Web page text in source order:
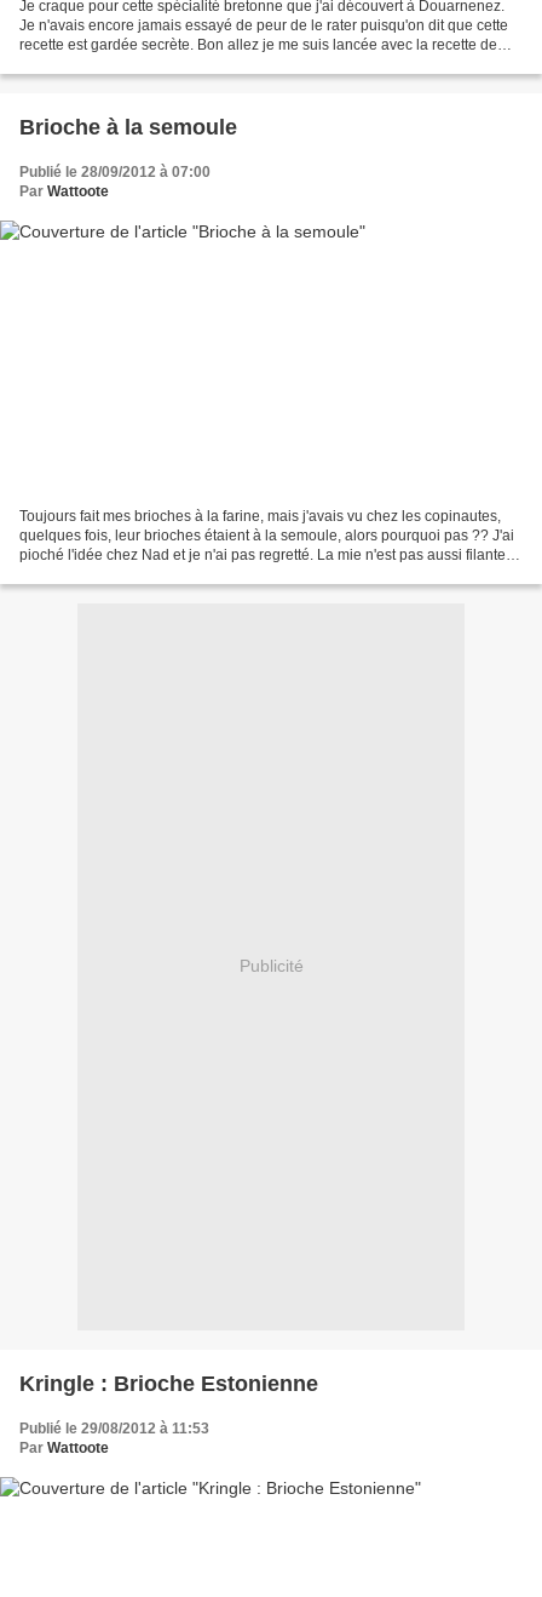
Je craque pour cette spécialité bretonne que j'ai découvert à Douarnenez.
Je n'avais encore jamais essayé de peur de le rater puisqu'on dit que cette
recette est gardée secrète. Bon allez je me suis lancée avec la recette de
Brioche à la semoule
Publié le 28/09/2012 à 07:00
Par Wattoote
Toujours fait mes brioches à la farine, mais j'avais vu chez les copinautes,
quelques fois, leur brioches étaient à la semoule, alors pourquoi pas ?? J'ai
pioché l'idée chez Nad et je n'ai pas regretté. La mie n'est pas aussi filante
Publicité
Kringle : Brioche Estonienne
Publié le 29/08/2012 à 11:53
Par Wattoote